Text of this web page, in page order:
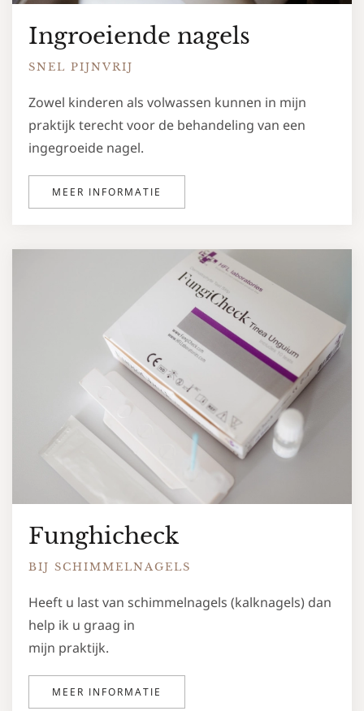
Ingroeiende nagels
SNEL PIJNVRIJ
Zowel kinderen als volwassen kunnen in mijn
praktijk terecht voor de behandeling van een
ingegroeide nagel.
MEER INFORMATIE
Funghicheck
BIJ SCHIMMELNAGELS
Heeft u last van schimmelnagels (kalknagels) dan
help ik u graag in
mijn praktijk.
MEER INFORMATIE